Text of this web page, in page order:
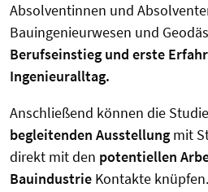
Absolventinnen und
Bauingenieurwesen und
Berufseinstieg und erste
Ingenieuralltag.
Anschließend können die
begleitenden Ausstellung mit
direkt mit den potentiellen
Bauindustrie Kontakte knüpfen.